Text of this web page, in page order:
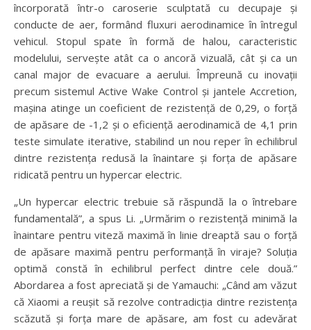
încorporată într-o caroserie sculptată cu decupaje și
conducte de aer, formând fluxuri aerodinamice în întregul
vehicul. Stopul spate în formă de halou, caracteristic
modelului, servește atât ca o ancoră vizuală, cât și ca un
canal major de evacuare a aerului. Împreună cu inovații
precum sistemul Active Wake Control și jantele Accretion,
mașina atinge un coeficient de rezistență de 0,29, o forță
de apăsare de -1,2 și o eficiență aerodinamică de 4,1 prin
teste simulate iterative, stabilind un nou reper în echilibrul
dintre rezistența redusă la înaintare și forța de apăsare
ridicată pentru un hypercar electric.
„Un hypercar electric trebuie să răspundă la o întrebare
fundamentală”, a spus Li. „Urmărim o rezistență minimă la
înaintare pentru viteză maximă în linie dreaptă sau o forță
de apăsare maximă pentru performanță în viraje? Soluția
optimă constă în echilibrul perfect dintre cele două.”
Abordarea a fost apreciată și de Yamauchi: „Când am văzut
că Xiaomi a reușit să rezolve contradicția dintre rezistența
scăzută și forța mare de apăsare, am fost cu adevărat